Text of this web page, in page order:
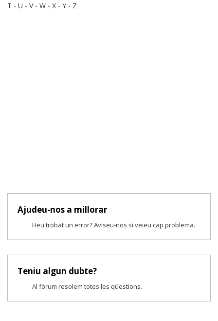
T - U - V- W - X - Y - Z
Ajudeu-nos a millorar
Heu trobat un error? Aviseu-nos si veieu cap problema.
Teniu algun dubte?
Al fòrum resolem totes les qüestions.